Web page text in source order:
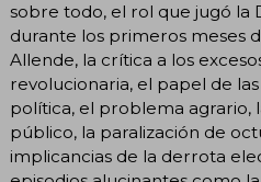
sobre todo, el rol que jugó la
durante los primeros meses
Allende, la crítica a los
revolucionaria, el papel de
política, el problema agrario,
público, la paralización de
implicancias de la derrota